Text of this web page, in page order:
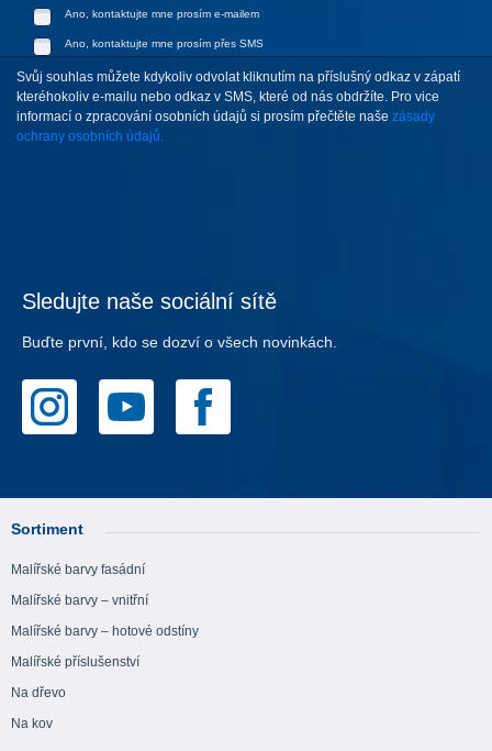
Ano, kontaktujte mne prosím e-mailem
Ano, kontaktujte mne prosím přes SMS
Svůj souhlas můžete kdykoliv odvolat kliknutím na příslušný odkaz v zápatí
kteréhokoliv e-mailu nebo odkaz v SMS, které od nás obdržíte. Pro vice
informací o zpracování osobních údajů si prosím přečtěte naše zásady
ochrany osobních údajů.
Sledujte naše sociální sítě
Buďte první, kdo se dozví o všech novinkách.
Sortiment
Malířské barvy fasádní
Malířské barvy – vnitřní
Malířské barvy – hotové odstíny
Malířské příslušenství
Na dřevo
Na kov